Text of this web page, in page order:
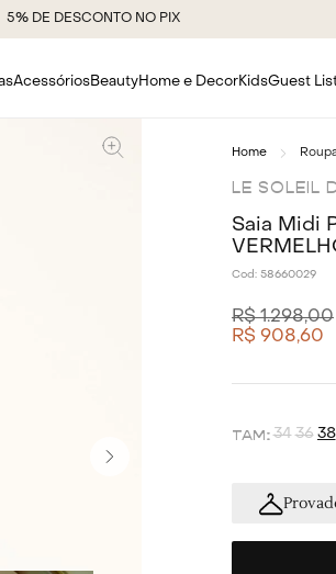
5% DE DESCONTO NO PIX
AcessóriosBeautyHome e DecorKidsGuest
LE SOLEIL
Saia Midi
Cod: 58660029
R$ 1.298,00
R$ 908,60
34 36 38